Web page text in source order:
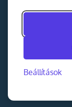
Beállítások